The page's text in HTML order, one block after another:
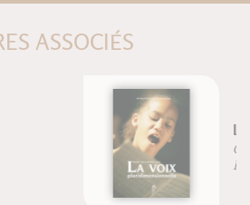
ASSOCIÉS
La voix pluridimensionnelle